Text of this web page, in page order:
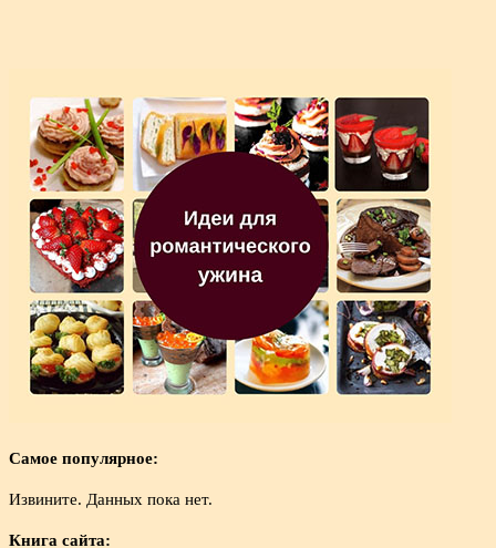
Самое популярное:
Извините. Данных пока нет.
Книга сайта: